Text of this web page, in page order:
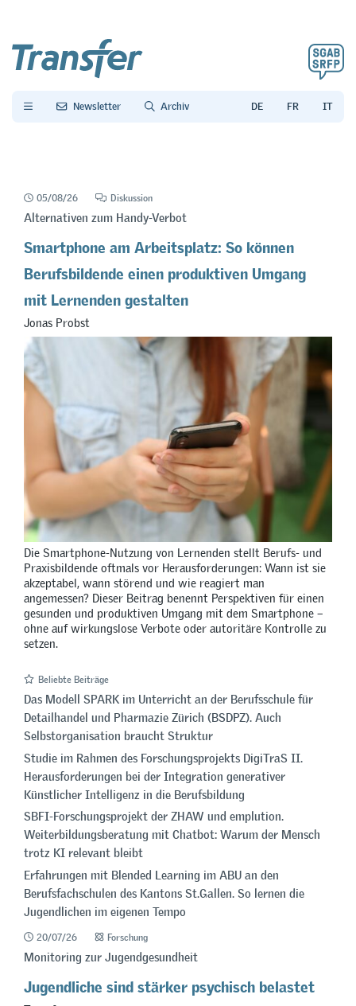
Newsletter Archiv
05/08/26 Diskussion
Alternativen zum Handy-Verbot
Smartphone am Arbeitsplatz: So können
Berufsbildende einen produktiven Umgang
mit Lernenden gestalten
Jonas Probst
Die Smartphone-Nutzung von Lernenden stellt Berufs- und
Praxisbildende oftmals vor Herausforderungen: Wann ist sie
akzeptabel, wann störend und wie reagiert man
angemessen? Dieser Beitrag benennt Perspektiven für einen
gesunden und produktiven Umgang mit dem Smartphone –
ohne auf wirkungslose Verbote oder autoritäre Kontrolle zu
setzen.
Beliebte Beiträge
Das Modell SPARK im Unterricht an der Berufsschule für
Detailhandel und Pharmazie Zürich (BSDPZ). Auch
Selbstorganisation braucht Struktur
Studie im Rahmen des Forschungsprojekts DigiTraS II.
Herausforderungen bei der Integration generativer
Künstlicher Intelligenz in die Berufsbildung
SBFI-Forschungsprojekt der ZHAW und emplution.
Weiterbildungsberatung mit Chatbot: Warum der Mensch
trotz KI relevant bleibt
Erfahrungen mit Blended Learning im ABU an den
Berufsfachschulen des Kantons St.Gallen. So lernen die
Jugendlichen im eigenen Tempo
20/07/26 Forschung
Monitoring zur Jugendgesundheit
Jugendliche sind stärker psychisch belastet